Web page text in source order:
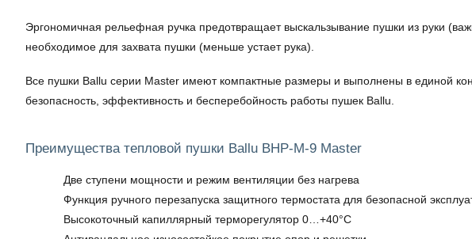
Эргономичная рельефная ручка предотвращает выскальзывание пушки из руки
необходимое для захвата пушки (меньше устает рука).
Все пушки Ballu серии Master имеют компактные размеры и выполнены в единой
безопасность, эффективность и бесперебойность работы пушек Ballu.
Преимущества тепловой пушки Ballu BHP-M-9 Master
Две ступени мощности и режим вентиляции без нагрева
Функция ручного перезапуска защитного термостата для безопасной
Высокоточный капиллярный терморегулятор 0…+40°C